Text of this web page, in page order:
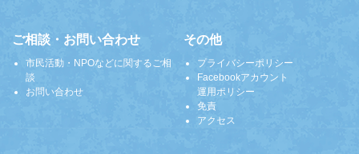
ご相談・お問い合わせ
市民活動・NPOなどに関するご相
談
お問い合わせ
その他
プライバシーポリシー
Facebookアカウント
運用ポリシー
免責
アクセス